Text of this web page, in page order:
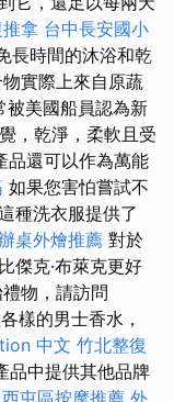
拿 台中長安國小
長時間的沐浴和乾
實際上來自原蔬
被美國船員認為新
，乾淨，柔軟且受
品還可以作為萬能
如果您害怕嘗試不
種洗衣服提供了
桌外燴推薦 對於
傑克·布萊克更好
物，請訪問
樣的男士香水，
中文 竹北整復
品中提供其他品牌
屯區按摩推薦 外